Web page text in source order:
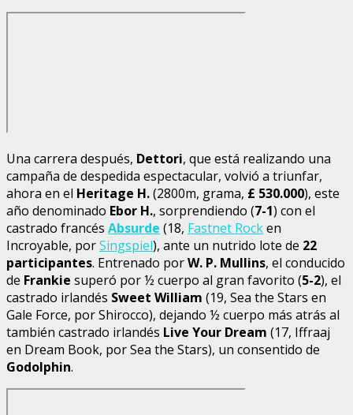
Una carrera después, Dettori, que está realizando una
campaña de despedida espectacular, volvió a triunfar,
ahora en el Heritage H.(2800m, grama, £ 530.000), este
año denominado Ebor H., sorprendiendo (7-1) con el
castrado francés Absurde (18, Fastnet Rocken
Incroyable, porSingspiel), ante un nutrido lote de 22
participantes. Entrenado porW. P. Mullins, el conducido
de Frankie superó por ½ cuerpo al gran favorito (5-2), el
castrado irlandés Sweet William (19, Sea the Stars en
Gale Force, por Shirocco), dejando ½ cuerpo más atrás al
también castrado irlandés Live Your Dream (17, Iffraaj
en Dream Book, por Sea the Stars), un consentido de
Godolphin.